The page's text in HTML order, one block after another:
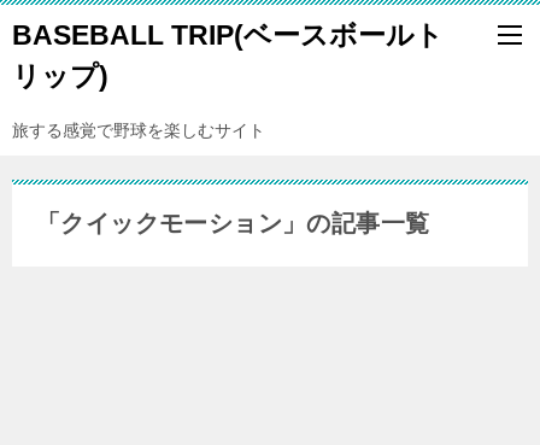
BASEBALL TRIP(ベースボールト
リップ)
旅する感覚で野球を楽しむサイト
「クイックモーション」の記事一覧